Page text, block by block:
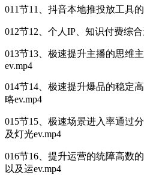
011节11、抖音本地推投放工具
012节12、个人IP、知识付费综
013节13、极速提升主播的思维
ev.mp4
014节14、极速提升爆品的稳定
略ev.mp4
015节15、极速场景进入率通过
及灯光ev.mp4
016节16、提升运营的统障高数
以及运ev.mp4